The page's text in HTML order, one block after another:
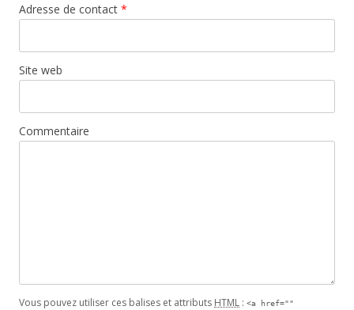
Adresse de contact *
Site web
Commentaire
Vous pouvez utiliser ces balises et attributs HTML : <a href=""